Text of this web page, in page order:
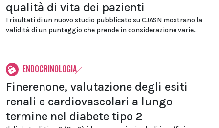
qualità di vita dei pazienti
I risultati di un nuovo studio pubblicato su CJASN mostrano la
validità di un punteggio che prende in considerazione varie...
ENDOCRINOLOGIA
Finerenone, valutazione degli esiti
renali e cardiovascolari a lungo
termine nel diabete tipo 2